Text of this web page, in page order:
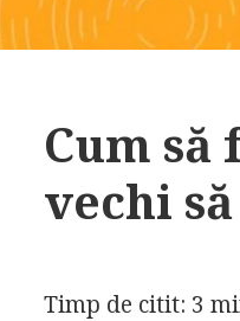
Cum
vechi
Timp de citit: 3